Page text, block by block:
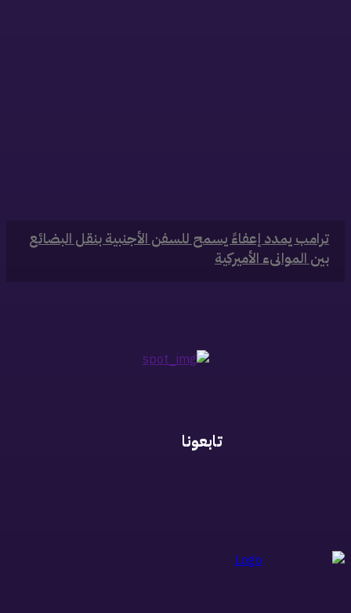
‏ترامب يمدد إعفاءً يسمح للسفن الأجنبية بنقل البضائع
بين الموانىء الأميركية
تابعونا